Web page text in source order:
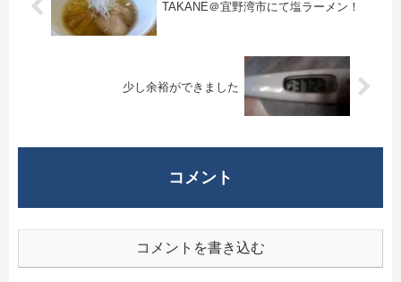
TAKANE＠宜野湾市にて塩ラーメン！
少し余裕ができました
コメント
コメントを書き込む